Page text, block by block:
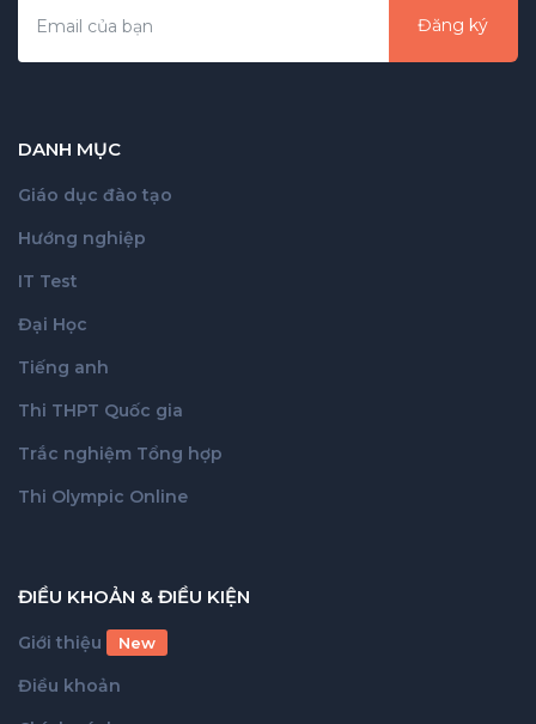
Đăng ký
DANH MỤC
Giáo dục đào tạo
Hướng nghiệp
IT Test
Đại Học
Tiếng anh
Thi THPT Quốc gia
Trắc nghiệm Tổng hợp
Thi Olympic Online
ĐIỀU KHOẢN & ĐIỀU KIỆN
Giới thiệu New
Điều khoản